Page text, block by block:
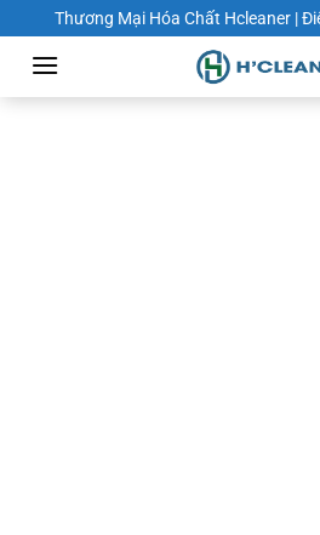
Chuyển
đến
dung
Thương Mại Hóa Chất Hcleaner |